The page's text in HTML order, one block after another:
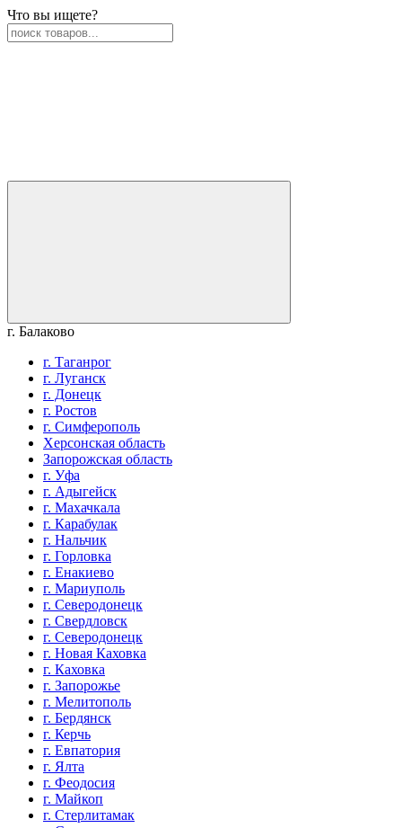
Что вы ищете?
г. Балаково
г. Таганрог
г. Луганск
г. Донецк
г. Ростов
г. Симферополь
Херсонская область
Запорожская область
г. Уфа
г. Адыгейск
г. Махачкала
г. Карабулак
г. Нальчик
г. Горловка
г. Енакиево
г. Мариуполь
г. Северодонецк
г. Свердловск
г. Северодонецк
г. Новая Каховка
г. Каховка
г. Запорожье
г. Мелитополь
г. Бердянск
г. Керчь
г. Евпатория
г. Ялта
г. Феодосия
г. Майкоп
г. Стерлитамак